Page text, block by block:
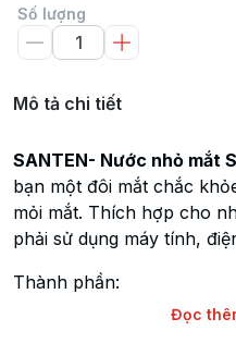
Số lượng
Mô tả chi tiết
SANTEN- Nước nhỏ mắt
bạn một đôi mắt chắc
mỏi mắt. Thích hợp cho
phải sử dụng máy tính,
Thành phần:
Vitamin B12, Natri
Đọc